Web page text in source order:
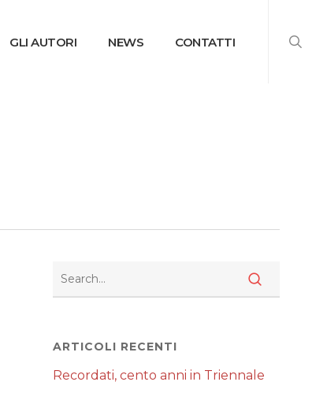
GLI AUTORI NEWS CONTATTI
ARTICOLI RECENTI
Recordati, cento anni in Triennale